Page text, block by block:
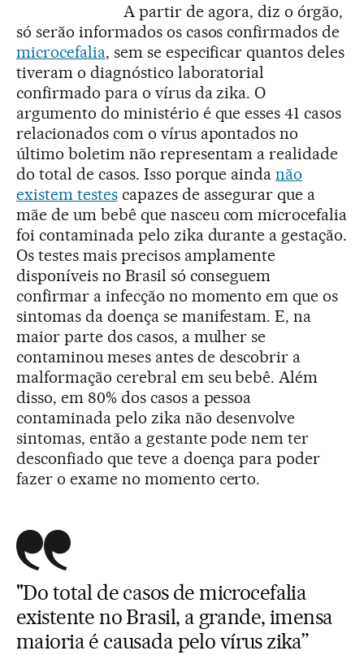
A partir de agora, diz o órgão,
só serão informados os casos confirmados de
microcefalia, sem se especificar quantos deles
tiveram o diagnóstico laboratorial
confirmado para o vírus da zika. O
argumento do ministério é que esses 41 casos
relacionados com o vírus apontados no
último boletim não representam a realidade
do total de casos. Isso porque aindanão
existem testescapazes de assegurar que a
mãe de um bebê que nasceu com microcefalia
foi contaminada pelo zika durante a gestação.
Os testes mais precisos amplamente
disponíveis no Brasil só conseguem
confirmar a infecção no momento em que os
sintomas da doença se manifestam. E, na
maior parte dos casos, a mulher se
contaminou meses antes de descobrir a
malformação cerebral em seu bebê. Além
disso, em 80% dos casos a pessoa
contaminada pelo zika não desenvolve
sintomas, então a gestante pode nem ter
desconfiado que teve a doença para poder
fazer o exame no momento certo.
"Do total de casos de microcefalia
existente no Brasil, a grande, imensa
maioria é causada pelo vírus zika”